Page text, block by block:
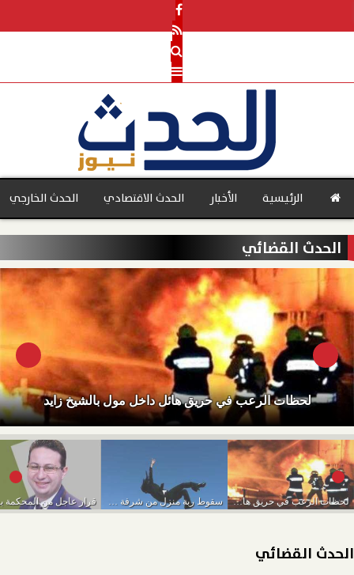
الرئيسية الأخبار الحدث الاقتصادي
بنوك
الحدث الخارجي
الحدث القضائي
لحظات الرعب في حريق هائل داخل مول بالشيخ زايد
لحظات الرعب في حريق هائل داخل مول بالشيخ... سقوط ربة منزل من شرفة منزلها بأرض اللواء
الحدث القضائي